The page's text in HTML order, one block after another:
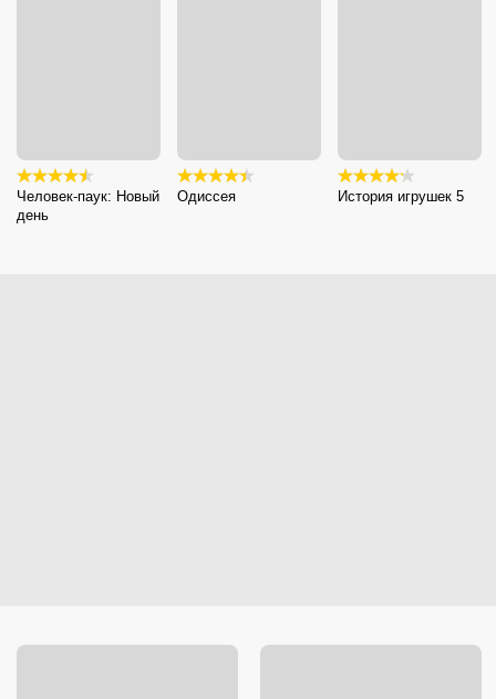
Человек-паук: Новый
день
Одиссея История игрушек 5